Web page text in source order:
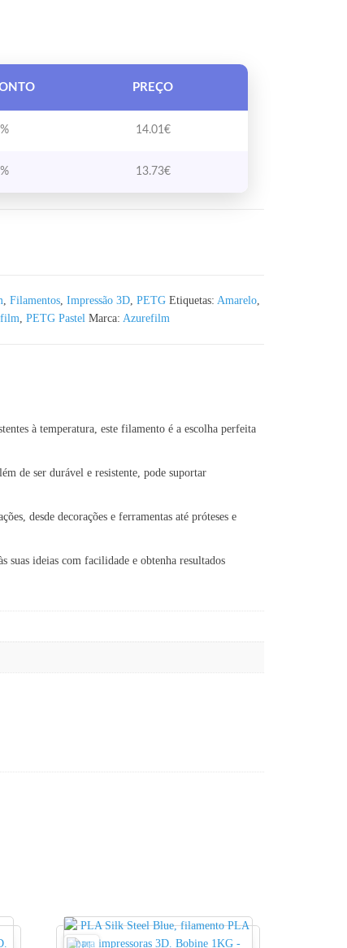
PREÇO
14.01€
13.73€
, Filamentos, Impressão 3D, PETG Etiquetas: Amarelo,
, PETG Pastel Marca: Azurefilm
à temperatura, este filamento é a escolha perfeita
de ser durável e resistente, pode suportar
desde decorações e ferramentas até próteses e
ideias com facilidade e obtenha resultados